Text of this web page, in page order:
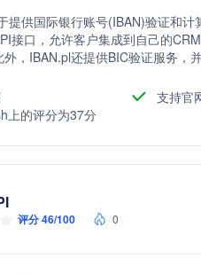
提供国际银行账号(IBAN)验证和
接口，允许客户集成到自己的
，IBAN.pl还提供BIC验证服务，
支持官
上的评分为37分
评分 46/100 0